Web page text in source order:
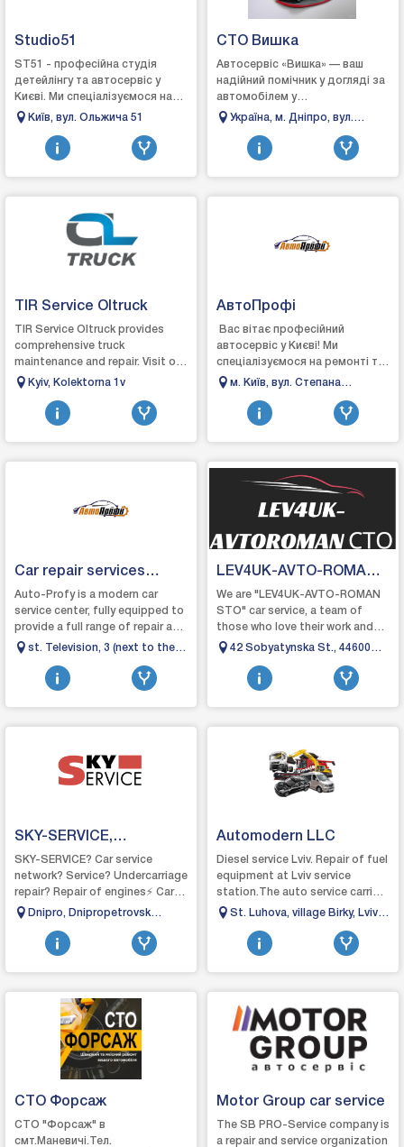
Studio51
ST51 - професійна студія
детейлінгу та автосервіс у
Києві. Ми спеціалізуємося на
комплексному догляді, захисті
Київ, вул. Ольжича 51
СТО Вишка
Автосервіс «Вишка» — ваш
надійний помічник у догляді за
автомобілем у
ДніпріАвтосервіс «Вишка» у
якісному ремонті т...
Україна, м. Дніпро, вул.
Телевізійна 3
TIR Service Oltruck
TIR Service Oltruck provides
comprehensive truck
maintenance and repair. Visit our
website at
more about our s...
Kyiv, Kolektorna 1v
АвтоПрофі
Вас вітає професійний
автосервіс у Києві! Ми
спеціалізуємося на ремонті та
обслуговуванні особистих і
компанія ор...
м. Київ, вул. Степана
Бандери, 16А
Car repair services
Auto-Profy
Auto-Profy is a modern car
service center, fully equipped to
provide a full range of repair and
maintenance services for cars
st. Television, 3 (next to the
TV tower - right bank), Dnepr
(Dnepropetrovsk),
LEV4UK-AVTO-ROMA
CTO
We are "LEV4UK-AVTO-ROMAN
STO" car service, a team of
those who love their work and
are happy to help solve any
42 Sobyatynska St., 44600
Manevichi
SKY-SERVICE,
Autoservice Dnipro
SKY-SERVICE? Car service
network? Service? Undercarriage
repair? Repair of engines⚡ Car
electrician❄ Car air conditioners
Dnipro, Dnipropetrovsk
Region, 27 Chernyshevskogo
Street
Automodern LLC
Diesel service Lviv. Repair of fuel
equipment at Lviv service
station.The auto service carries
out high-quality repairs of
St. Luhova, village Birky, Lviv
region, Ukraine, 79000
СТО Форсаж
СТО "Форсаж" в
смт.Маневичі.Тел.
Motor Group car service
The SB PRO-Service company is
a repair and service organization